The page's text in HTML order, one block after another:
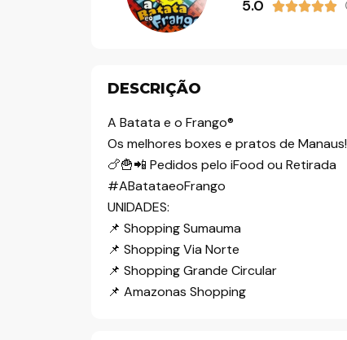
5.0 
DESCRIÇÃO
A Batata e o Frango®️
Os melhores boxes e pratos de Manaus!
🍗🍟📲 Pedidos pelo iFood ou Retirada
#ABatataeoFrango
UNIDADES:
📌 Shopping Sumauma
📌 Shopping Via Norte
📌 Shopping Grande Circular
📌 Amazonas Shopping